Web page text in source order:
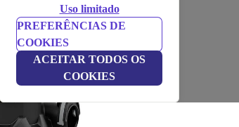
Uso limitado
PREFERÊNCIAS DE
COOKIES
ACEITAR TODOS OS
COOKIES